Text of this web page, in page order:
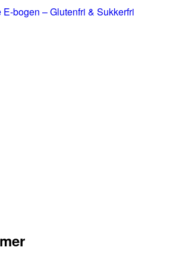
bogen – Glutenfri & Sukkerfri